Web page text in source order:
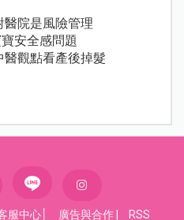
醫院是風險管理
安全感問題
醫觀點看產後掉髮
服中心 廣告與合作 RSS